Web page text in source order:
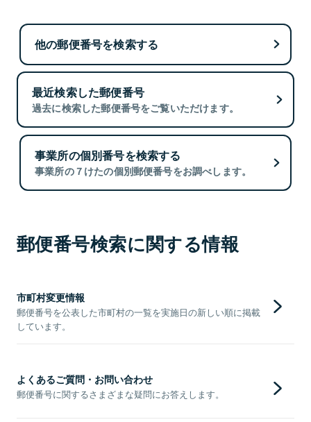
他の郵便番号を検索する
最近検索した郵便番号
過去に検索した郵便番号をご覧いただけます。
事業所の個別番号を検索する
事業所の７けたの個別郵便番号をお調べします。
郵便番号検索に関する情報
市町村変更情報
郵便番号を公表した市町村の一覧を実施日の新しい順に掲載
しています。
よくあるご質問・お問い合わせ
郵便番号に関するさまざまな疑問にお答えします。